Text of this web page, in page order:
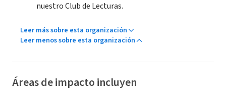
nuestro Club de Lecturas.
Leer más sobre esta organización
Leer menos sobre esta organización
Áreas de impacto incluyen